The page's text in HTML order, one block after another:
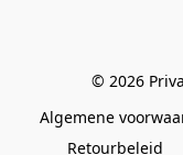
© 2026
Algemene
Retourbeleid